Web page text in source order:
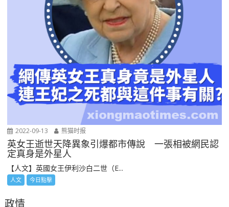
2022-09-13 熊猫时报
英女王逝世天降異象引爆都市傳說 一張相被網民認
定真身是外星人
【人文】英國女王伊利沙白二世（E...
人文 今日點擊
政情